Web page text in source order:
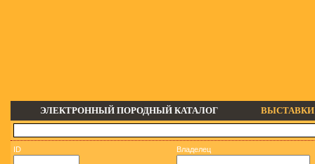
ЭЛЕКТРОННЫЙ ПОРОДНЫЙ КАТАЛОГ ВЫСТАВКИ
ID Владелец